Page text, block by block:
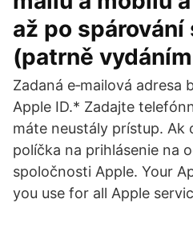
až po spárování
(patrně
Zadaná e‑mailová adresa
Apple ID.* Zadajte
máte neustály prístup.
políčka na prihlásenie na
spoločnosti Apple. Your
you use for all Apple